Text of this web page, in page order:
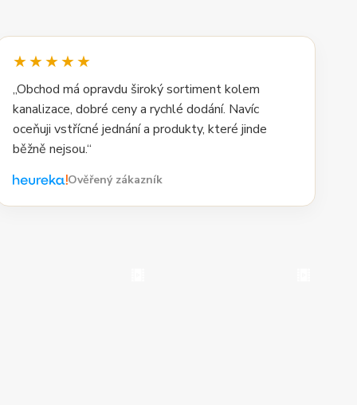
★★★★★
„Obchod má opravdu široký sortiment kolem
kanalizace, dobré ceny a rychlé dodání. Navíc
oceňuji vstřícné jednání a produkty, které jinde
běžně nejsou.“
Ověřený zákazník